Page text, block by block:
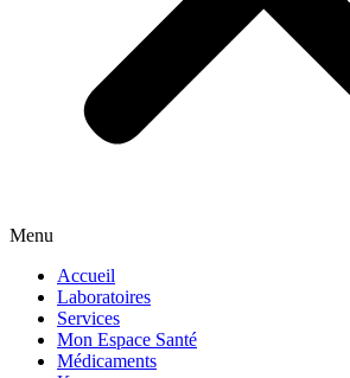
Menu
Accueil
Laboratoires
Services
Mon Espace Santé
Médicaments